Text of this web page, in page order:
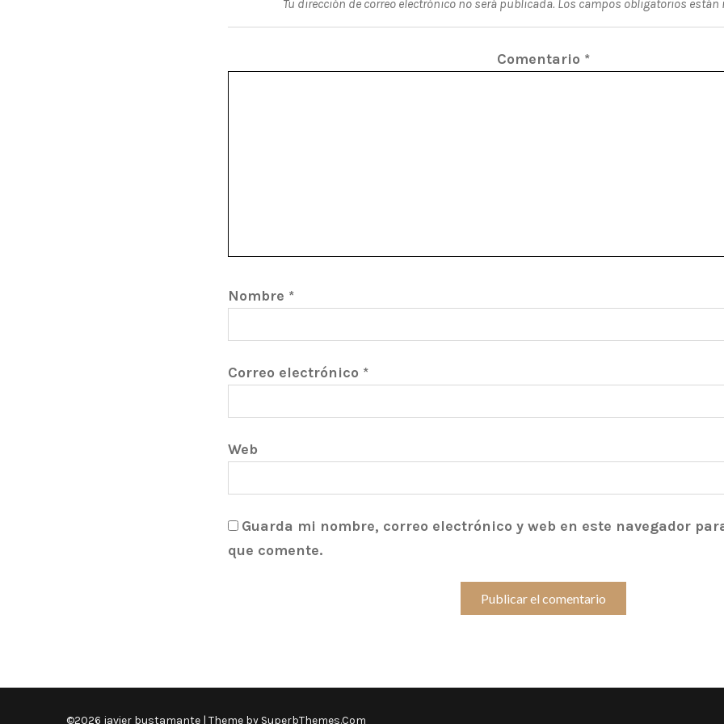
Tu dirección de correo electrónico no será publicada. Los campos obligatorios están
Comentario *
Nombre *
Correo electrónico *
Web
Guarda mi nombre, correo electrónico y web en este navegador
que comente.
©2026 javier bustamante | Theme by SuperbThemes.Com